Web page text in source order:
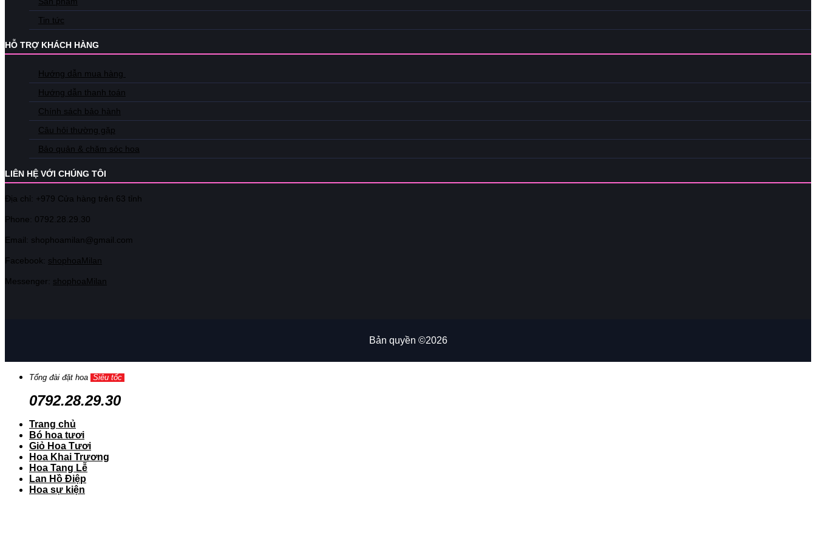
Tin tức
HỖ TRỢ KHÁCH HÀNG
Hướng dẫn mua hàng
Hướng dẫn thanh toán
Chính sách bảo hành
Câu hỏi thường gặp
Bảo quản & chăm sóc hoa
LIÊN HỆ VỚI CHÚNG TÔI
Địa chỉ: +979 Cửa hàng trên 63 tỉnh
Phone: 0792.28.29.30
Email: shophoamilan@gmail.com
Facebook: shophoaMilan
Messenger: shophoaMilan
Bản quyền ©2026
Tổng đài đặt hoa Siêu tốc
0792.28.29.30
Trang chủ
Bó hoa tươi
Giỏ Hoa Tươi
Hoa Khai Trương
Hoa Tang Lễ
Lan Hồ Điệp
Hoa sự kiện